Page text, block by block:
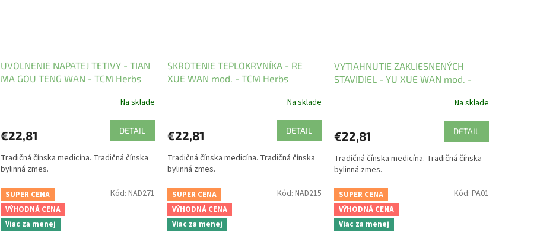
UVOĽNENIE NAPATEJ TETIVY - TIAN
MA GOU TENG WAN - TCM Herbs
Na sklade
€22,81 DETAIL
Tradičná čínska medicína. Tradičná čínska
bylinná zmes.
SKROTENIE TEPLOKRVNÍKA - RE
XUE WAN mod. - TCM Herbs
Na sklade
€22,81 DETAIL
Tradičná čínska medicína. Tradičná čínska
bylinná zmes.
VYTIAHNUTIE ZAKLIESNENÝCH
STAVIDIEL - YU XUE WAN mod. -
Na sklade
€22,81 DETAIL
Tradičná čínska medicína. Tradičná čínska
bylinná zmes.
SUPER CENA
VÝHODNÁ CENA
Viac za menej
Kód: NAD271
SUPER CENA
VÝHODNÁ CENA
Viac za menej
Kód: NAD215
SUPER CENA
VÝHODNÁ CENA
Viac za menej
Kód: PA01